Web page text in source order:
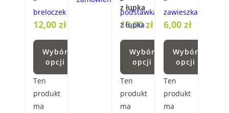
12,00 zł
Wybór
opcji
Ten
produkt
ma
z łupka
10,00zł
Wybór
opcji
Ten
produkt
ma
6,00 zł
Wybór
opcji
Ten
produkt
ma